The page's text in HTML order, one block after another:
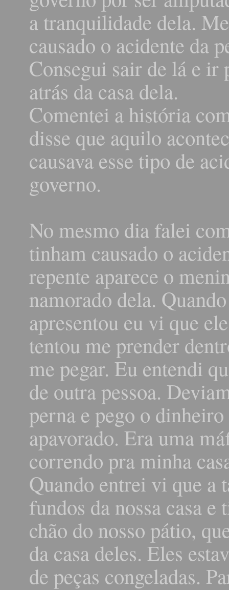
a tranquilidade dela.
causado o acidente da
Consegui sair de lá e ir
atrás da casa dela.
Comentei a história
disse que aquilo
causava esse tipo de
governo.
No mesmo dia falei
tinham causado o
repente aparece o
namorado dela.
apresentou eu vi que
tentou me prender
me pegar. Eu entendi
de outra pessoa.
perna e pego o
apavorado. Era uma
correndo pra minha
Quando entrei vi que a
fundos da nossa casa
chão do nosso pátio,
da casa deles. Eles
de peças congeladas.